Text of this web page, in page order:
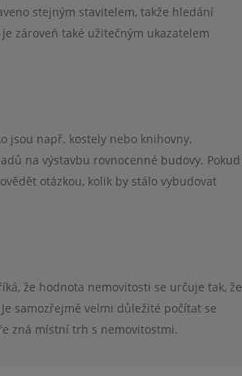
stejným stavitelem, takže hledání
zároveň také užitečným ukazatelem
jsou např. kostely nebo knihovny.
na výstavbu rovnocenné budovy. Pokud
otázkou, kolik by stálo vybudovat
že hodnota nemovitosti se určuje tak, že
samozřejmě velmi důležité počítat se
zná místní trh s nemovitostmi.